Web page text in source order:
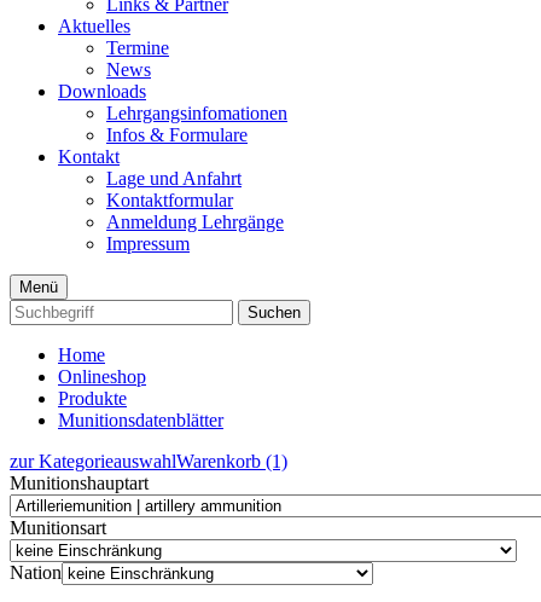
Aktuelles
Termine
News
Downloads
Lehrgangsinfomationen
Infos & Formulare
Kontakt
Lage und Anfahrt
Kontaktformular
Anmeldung Lehrgänge
Impressum
Menü
Suchen
Home
Onlineshop
Produkte
Munitionsdatenblätter
zur KategorieauswahlWarenkorb (1)
Munitionshauptart
Munitionsart
Nation